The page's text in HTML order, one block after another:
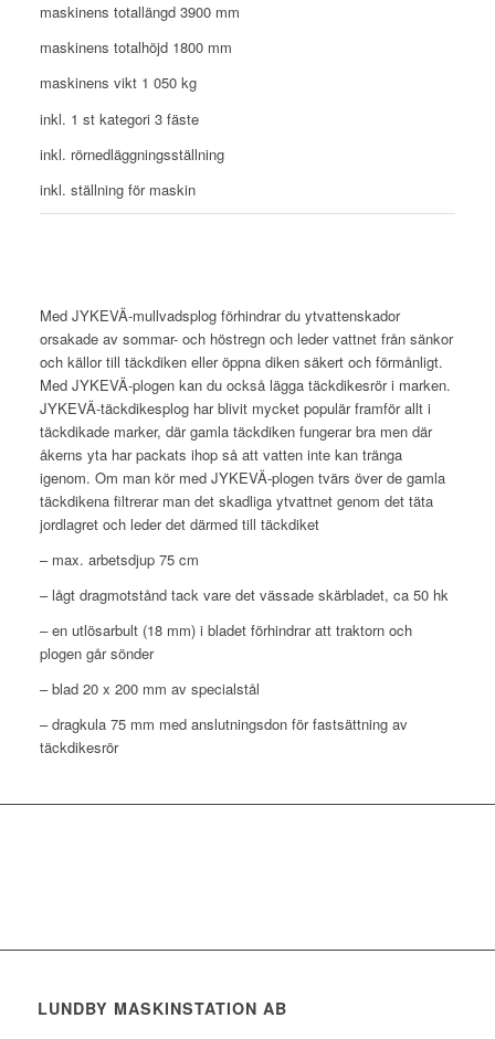
maskinens totallängd 3900 mm
maskinens totalhöjd 1800 mm
maskinens vikt 1 050 kg
inkl. 1 st kategori 3 fäste
inkl. rörnedläggningsställning
inkl. ställning för maskin
Med JYKEVÄ-mullvadsplog förhindrar du ytvattenskador
orsakade av sommar- och höstregn och leder vattnet från sänkor
och källor till täckdiken eller öppna diken säkert och förmånligt.
Med JYKEVÄ-plogen kan du också lägga täckdikesrör i marken.
JYKEVÄ-täckdikesplog har blivit mycket populär framför allt i
täckdikade marker, där gamla täckdiken fungerar bra men där
åkerns yta har packats ihop så att vatten inte kan tränga
igenom. Om man kör med JYKEVÄ-plogen tvärs över de gamla
täckdikena filtrerar man det skadliga ytvattnet genom det täta
jordlagret och leder det därmed till täckdiket
– max. arbetsdjup 75 cm
– lågt dragmotstånd tack vare det vässade skärbladet, ca 50 hk
– en utlösarbult (18 mm) i bladet förhindrar att traktorn och
plogen går sönder
– blad 20 x 200 mm av specialstål
– dragkula 75 mm med anslutningsdon för fastsättning av
täckdikesrör
LUNDBY MASKINSTATION AB